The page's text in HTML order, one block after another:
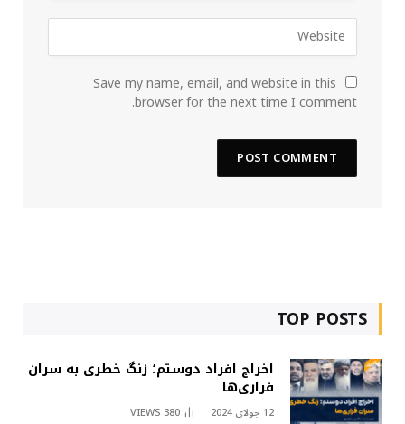
Save my name, email, and website in this
browser for the next time I comment.
TOP POSTS
اخراج افراد دوستم؛ زنگ خطری به سران
فراری‌ها
12 جولای 2024 380
VIEWS